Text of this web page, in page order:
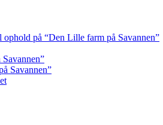
på “Den Lille farm på Savannen”
Savannen”